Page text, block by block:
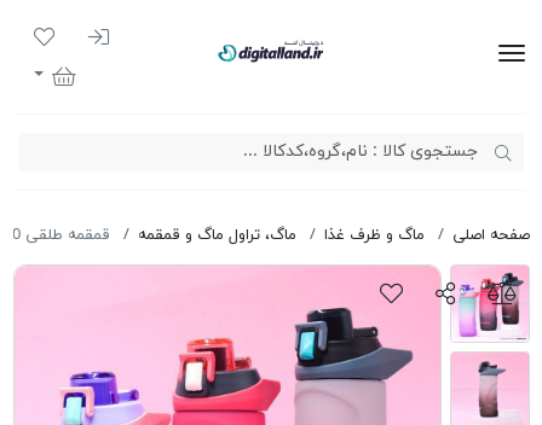
ورود به
لیست
سبد خرید
صفحه اصلی ماگ و ظرف غذا ماگ، تراول ماگ و قمقمه قمقمه طلقی 630 میل اسپورت Schoolfans FA9357